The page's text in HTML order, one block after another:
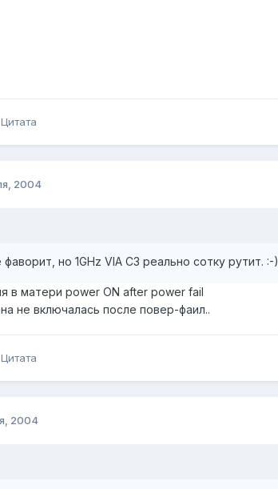
Цитата
2004
но 1GHz VIA C3 реально сотку рутит. :-)
в матери power ON after power fail
не включалась после повер-фаил..
Цитата
2004